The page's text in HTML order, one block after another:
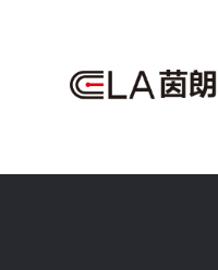
Bis 90 Mm,